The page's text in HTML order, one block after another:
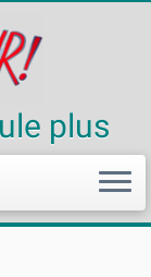
plus